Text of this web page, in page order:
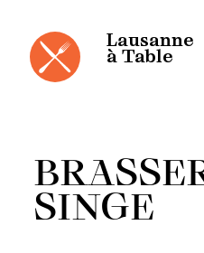
Lausanne
à Table
SINGE